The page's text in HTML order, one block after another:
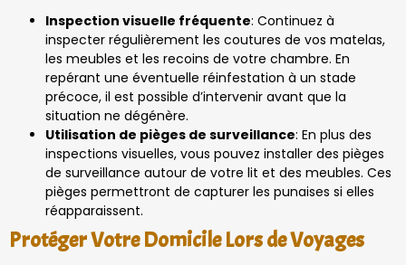
Inspection visuelle fréquente: Continuez à
inspecter régulièrement les coutures de vos matelas,
les meubles et les recoins de votre chambre. En
repérant une éventuelle réinfestation à un stade
précoce, il est possible d’intervenir avant que la
situation ne dégénère.
Utilisation de pièges de surveillance: En plus des
inspections visuelles, vous pouvez installer des pièges
de surveillance autour de votre lit et des meubles. Ces
pièges permettront de capturer les punaises si elles
réapparaissent.
Protéger Votre Domicile Lors de Voyages